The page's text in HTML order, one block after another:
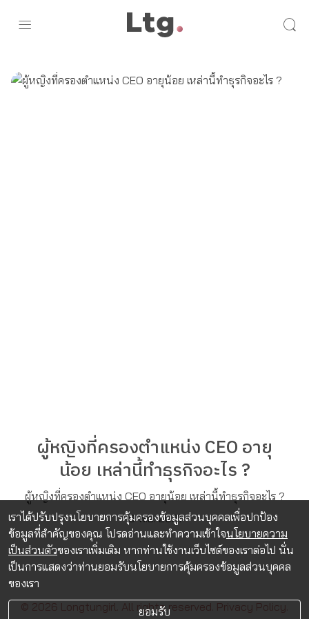
ผู้หญิงที่ครองตำแหน่ง CEO อายุ
น้อย เหล่านี้ทำธุรกิจอะไร ?
ผู้หญิงที่ครองตำแหน่ง CEO อายุน้อย เหล่านี้ทำธุรกิจอะไร ?
9 พ.ย. 2021
© 2026 Longtungirl. All rights reserved. Privacy Policy.
เราได้ปรับปรุงนโยบายการคุ้มครองข้อมูลส่วนบุคคลเพื่อปกป้อง
ข้อมูลที่สำคัญของคุณ โปรดอ่านและทำความเข้าใจนโยบายความ
เป็นส่วนตัวของเราเพิ่มเติม หากท่านใช้งานเว็บไซต์ของเราต่อไป นั่น
เป็นการแสดงว่าท่านยอมรับนโยบายการคุ้มครองข้อมูลส่วนบุคคล
ของเรา
ยอมรับ